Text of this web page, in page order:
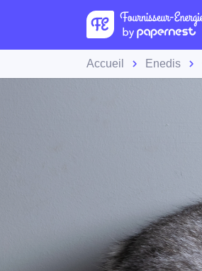
Accueil Enedis